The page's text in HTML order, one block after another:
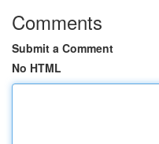
Comments
Submit a Comment
No HTML